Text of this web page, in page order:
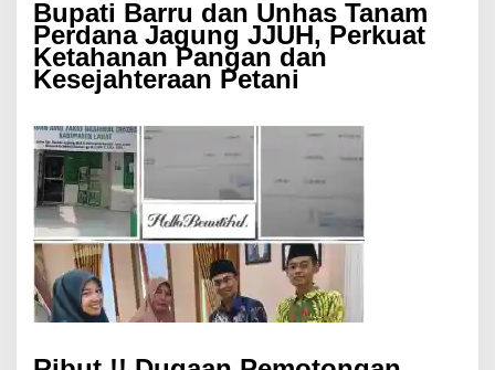
Bupati Barru dan Unhas Tanam
Perdana Jagung JJUH, Perkuat
Ketahanan Pangan dan
Kesejahteraan Petani